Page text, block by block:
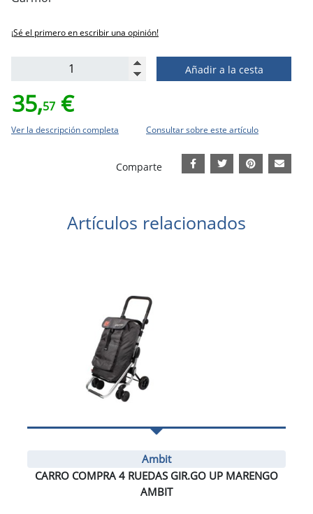
¡Sé el primero en escribir una opinión!
Añadir a la cesta
35,57 €
Ver la descripción completa Consultar sobre este artículo
Comparte
Artículos relacionados
Ambit
CARRO COMPRA 4 RUEDAS GIR.GO UP MARENGO
AMBIT